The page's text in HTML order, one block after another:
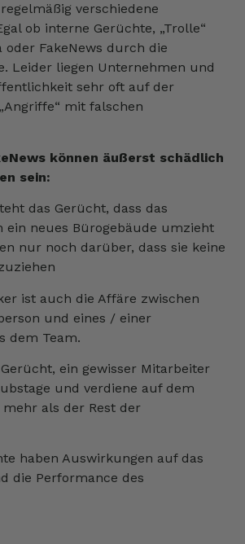
verschiedene
ob interne Gerüchte, „Trolle“
oder FakeNews durch die
Leider liegen Unternehmen und
sehr oft auf der
mit falschen
können äußerst schädlich
sein:
das Gerücht, dass das
ein neues Bürogebäude umzieht
nur noch darüber, dass sie keine
ist auch die Affäre zwischen
und eines / einer
dem Team.
ein gewisser Mitarbeiter
und verdiene auf dem
mehr als der Rest der
haben Auswirkungen auf das
die Performance des